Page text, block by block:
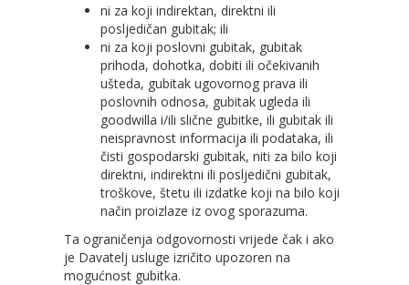
ni za koji indirektan, direktni ili
posljedičan gubitak; ili
ni za koji poslovni gubitak, gubitak
prihoda, dohotka, dobiti ili očekivanih
ušteda, gubitak ugovornog prava ili
poslovnih odnosa, gubitak ugleda ili
goodwilla i/ili slične gubitke, ili gubitak ili
neispravnost informacija ili podataka, ili
čisti gospodarski gubitak, niti za bilo koji
direktni, indirektni ili posljedični gubitak,
troškove, štetu ili izdatke koji na bilo koji
način proizlaze iz ovog sporazuma.
Ta ograničenja odgovornosti vrijede čak i ako
je Davatelj usluge izričito upozoren na
mogućnost gubitka.